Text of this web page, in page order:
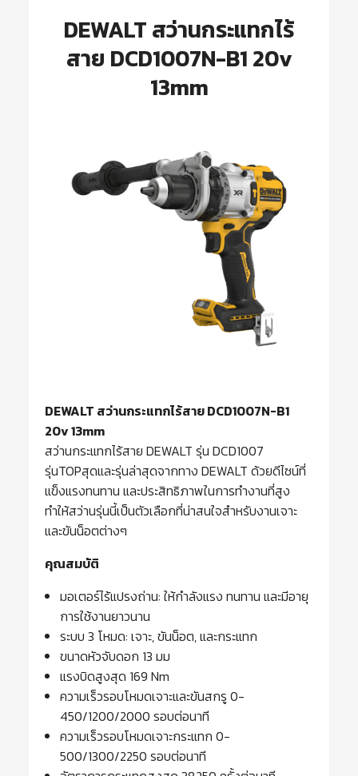
DEWALT สว่านกระแทกไร้
สาย DCD1007N-B1 20v
13mm
DEWALT สว่านกระแทกไร้สาย DCD1007N-B1
20v 13mm
สว่านกระแทกไร้สาย DEWALT รุ่น DCD1007
รุ่นTOPสุดและรุ่นล่าสุดจากทาง DEWALT ด้วยดีไซน์ที่
แข็งแรงทนทาน และประสิทธิภาพในการทำงานที่สูง
ทำให้สว่านรุ่นนี้เป็นตัวเลือกที่น่าสนใจสำหรับงานเจาะ
และขันน็อตต่างๆ
คุณสมบัติ
มอเตอร์ไร้แปรงถ่าน: ให้กำลังแรง ทนทาน และมีอายุ
การใช้งานยาวนาน
ระบบ 3 โหมด: เจาะ, ขันน็อต, และกระแทก
ขนาดหัวจับดอก 13 มม
แรงบิดสูงสุด 169 Nm
ความเร็วรอบโหมดเจาะและขันสกรู 0-
450/1200/2000 รอบต่อนาที
ความเร็วรอบโหมดเจาะกระแทก 0-
500/1300/2250 รอบต่อนาที